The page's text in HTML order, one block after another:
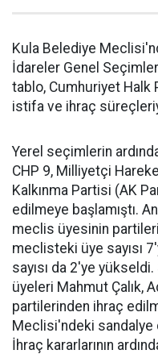
Kula Belediye
İdareler Genel
tablo, Cumhuriyet Halk
istifa ve ihraç
Yerel seçimlerin
CHP 9, Milliyetçi
Kalkınma Partisi (AK
edilmeye başlamıştı.
meclis üyesinin
meclisteki üye sayısı
sayısı da 2'ye
üyeleri Mahmut Çalık,
partilerinden ihraç
Meclisi'ndeki sandalye
İhraç kararlarının